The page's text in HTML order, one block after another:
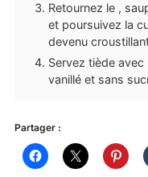
Retournez le ,
et poursuivez la
devenu
Servez tiède
vanillé et sans
Partager :